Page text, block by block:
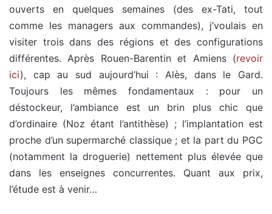
ouverts en quelques semaines (des ex-Tati, tout
comme les managers aux commandes), j’voulais en
visiter trois dans des régions et des configurations
différentes. Après Rouen-Barentin et Amiens (revoir
ici), cap au sud aujourd’hui : Alès, dans le Gard.
Toujours les mêmes fondamentaux : pour un
déstockeur, l’ambiance est un brin plus chic que
d’ordinaire (Noz étant l’antithèse) ; l’implantation est
proche d’un supermarché classique ; et la part du PGC
(notamment la droguerie) nettement plus élevée que
dans les enseignes concurrentes. Quant aux prix,
l’étude est à venir…